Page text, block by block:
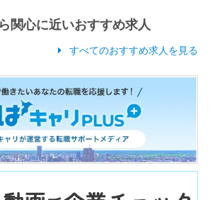
関心に近いおすすめ求人
すべてのおすすめ求人を見る